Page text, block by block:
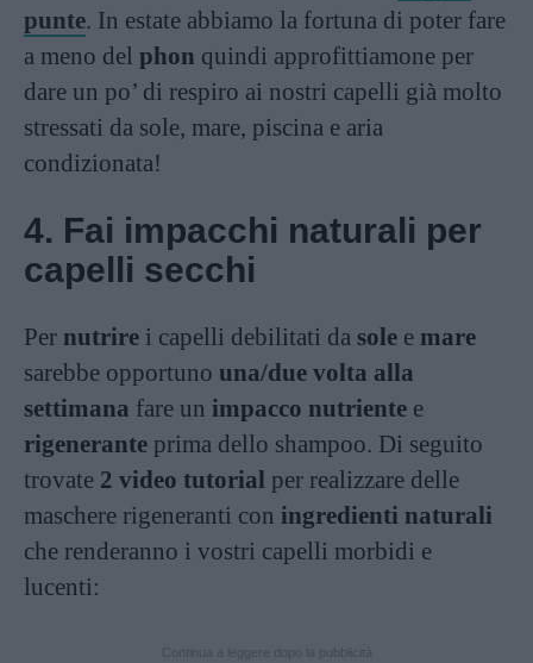
punte. In estate abbiamo la fortuna di poter fare
a meno del phon quindi approfittiamone per
dare un po’ di respiro ai nostri capelli già molto
stressati da sole, mare, piscina e aria
condizionata!
4. Fai impacchi naturali per
capelli secchi
Per nutrire i capelli debilitati da sole e mare
sarebbe opportuno una/due volta alla
settimana fare un impacco nutriente e
rigenerante prima dello shampoo. Di seguito
trovate 2 video tutorial per realizzare delle
maschere rigeneranti con ingredienti naturali
che renderanno i vostri capelli morbidi e
lucenti: